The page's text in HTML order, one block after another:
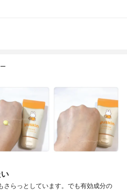
さらっとしています。でも有効成分の